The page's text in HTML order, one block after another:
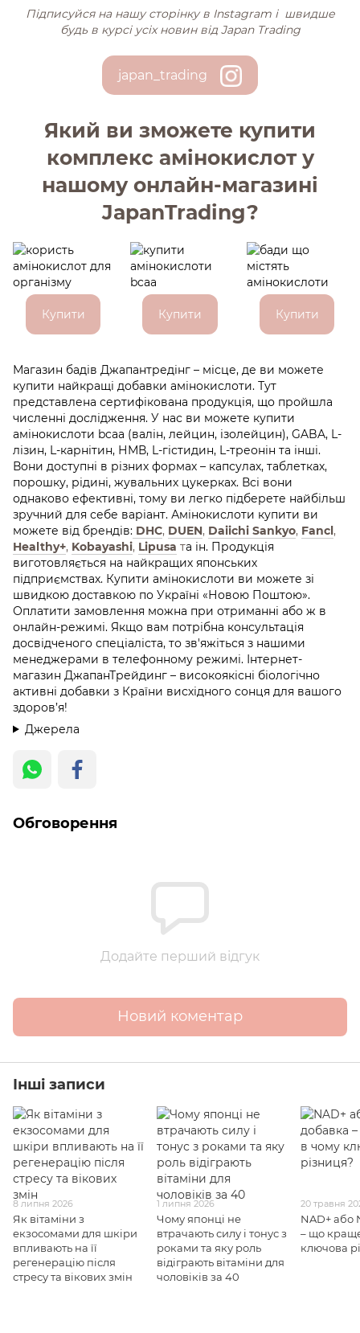
Підписуйся на нашу сторінку в Іnstagram і швидше
будь в курсі усіх новин від Japan Trading
japan_trading
Який ви зможете купити
комплекс амінокислот у
нашому онлайн-магазині
JapanTrading?
Купити Купити Купити
Магазин бадів Джапантредінг – місце, де ви можете
купити найкращі добавки амінокислоти. Тут
представлена сертифікована продукція, що пройшла
численні дослідження. У нас ви можете купити
амінокислоти bcaa (валін, лейцин, ізолейцин), GABA, L-
лізин, L-карнітин, НМВ, L-гістидин, L-треонін та інші.
Вони доступні в різних формах – капсулах, таблетках,
порошку, рідині, жувальних цукерках. Всі вони
однаково ефективні, тому ви легко підберете найбільш
зручний для себе варіант. Амінокислоти купити ви
можете від брендів: DHC, DUEN, Daiichi Sankyo, Fancl,
Healthy+, Kobayashi, Lipusa та ін. Продукція
виготовляється на найкращих японських
підприємствах. Купити амінокислоти ви можете зі
швидкою доставкою по Україні «Новою Поштою».
Оплатити замовлення можна при отриманні або ж в
онлайн-режимі. Якщо вам потрібна консультація
досвідченого спеціаліста, то зв'яжіться з нашими
менеджерами в телефонному режимі. Інтернет-
магазин ДжапанТрейдинг – високоякісні біологічно
активні добавки з Країни висхідного сонця для вашого
здоров’я!
Джерела
Обговорення
Додайте перший відгук
Новий коментар
Інші записи
8 липня 2026
Як вітаміни з
екзосомами для шкіри
впливають на її
регенерацію після
стресу та вікових змін
1 липня 2026
Чому японці не
втрачають силу і тонус з
роками та яку роль
відіграють вітаміни для
чоловіків за 40
20 травня
NAD+ або
– що
ключова